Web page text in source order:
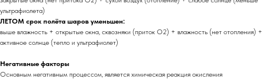
ультрафиолета)
ЛЕТОМ срок полёта шаров уменьшен:
выше влажность + открытые окна, сквозняки (приток O2) + влажность (нет отопления) +
активное солнце (тепло и ультрафиолет)
Негативные факторы
Основным негативным процессом, является химическая реакция окисления